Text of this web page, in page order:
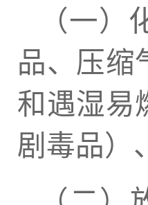
（一
品、压缩
和遇湿易
剧毒品）